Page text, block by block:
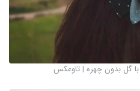
با گل بدون چهره | تاوعکس